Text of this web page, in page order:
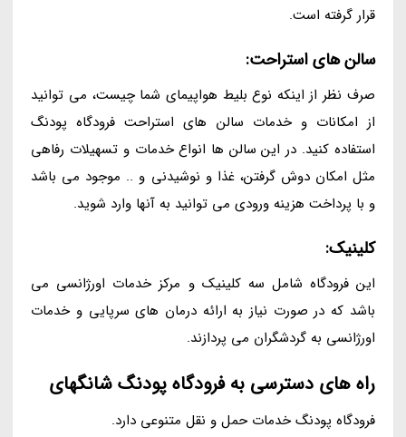
قرار گرفته است.
سالن های استراحت:
صرف نظر از اینکه نوع بلیط هواپیمای شما چیست، می توانید
از امکانات و خدمات سالن های استراحت فرودگاه پودنگ
استفاده کنید. در این سالن ها انواع خدمات و تسهیلات رفاهی
مثل امکان دوش گرفتن، غذا و نوشیدنی و .. موجود می باشد
و با پرداخت هزینه ورودی می توانید به آنها وارد شوید.
کلینیک:
این فرودگاه شامل سه کلینیک و مرکز خدمات اورژانسی می
باشد که در صورت نیاز به ارائه درمان های سرپایی و خدمات
اورژانسی به گردشگران می پردازند.
راه های دسترسی به فرودگاه پودنگ شانگهای
فرودگاه پودنگ خدمات حمل و نقل متنوعی دارد.